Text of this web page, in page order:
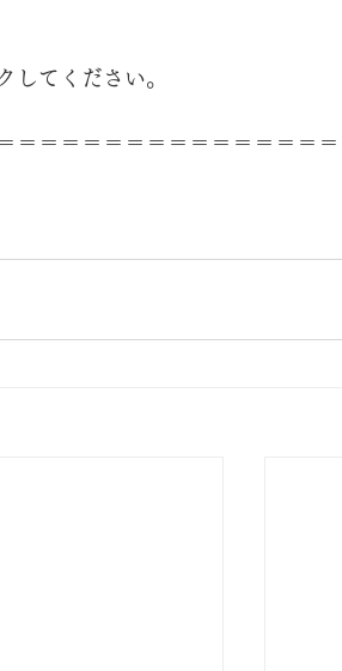
してください。
＝＝＝＝＝＝＝＝＝＝＝＝＝＝